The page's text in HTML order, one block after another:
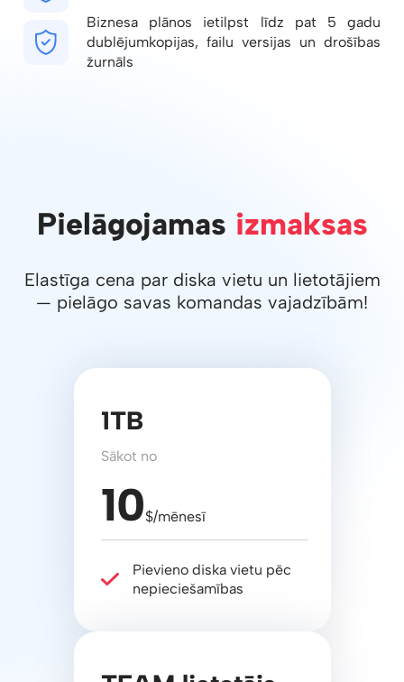
Biznesa plānos ietilpst līdz pat 5 gadu
dublējumkopijas, failu versijas un drošības
žurnāls
Pielāgojamas izmaksas
Elastīga cena par diska vietu un lietotājiem
— pielāgo savas komandas vajadzībām!
1TB
Sākot no
10$/mēnesī
Pievieno diska vietu pēc
nepieciešamības